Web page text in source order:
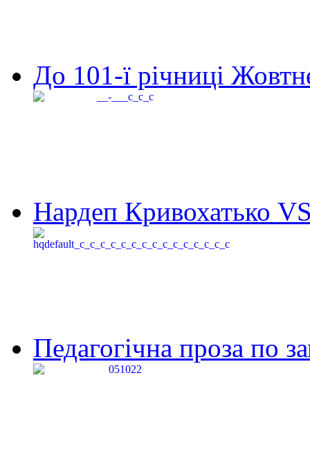
До 101-ї річниці
Нардеп Кривохатько
Педагогічна проза по